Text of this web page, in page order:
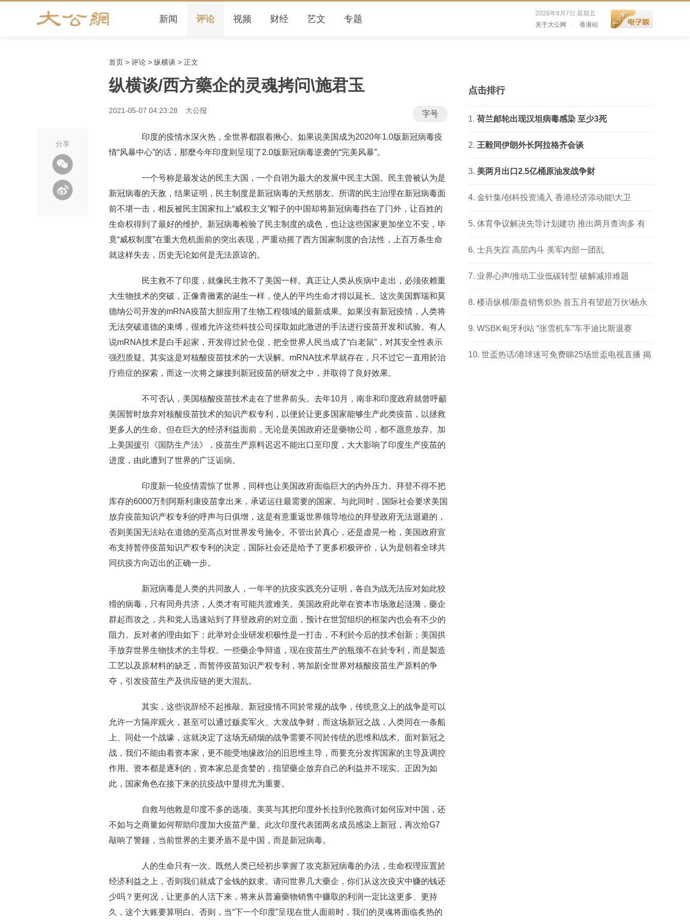
2026年8月7日 星期五
关于大公网
香港站
新闻 评论 视频 财经 艺文 专题
首页 > 评论 > 纵横谈 > 正文
纵横谈/西方藥企的灵魂拷问\施君玉
2021-05-07 04:23:28 大公报 字号
分享
印度的疫情水深火热，全世界都跟着揪心。如果说美国成为2020年1.0版新冠病毒疫
情“风暴中心”的话，那麼今年印度则呈现了2.0版新冠病毒逆袭的“完美风暴”。
一个号称是最发达的民主大国，一个自诩为最大的发展中民主大国。民主曾被认为是
新冠病毒的天敌，结果证明，民主制度是新冠病毒的天然朋友。所谓的民主治理在新冠病毒面
前不堪一击，相反被民主国家扣上“威权主义”帽子的中国却将新冠病毒挡在了门外，让百姓的
生命权得到了最好的维护。新冠病毒检验了民主制度的成色，也让这些国家更加坐立不安，毕
竟“威权制度”在重大危机面前的突出表现，严重动摇了西方国家制度的合法性，上百万条生命
就这样失去，历史无论如何是无法原谅的。
民主救不了印度，就像民主救不了美国一样。真正让人类从疾病中走出，必须依赖重
大生物技术的突破，正像青黴素的诞生一样，使人的平均生命才得以延长。这次美国辉瑞和莫
德纳公司开发的mRNA疫苗大胆应用了生物工程领域的最新成果。如果没有新冠疫情，人类将
无法突破道德的束缚，很难允许这些科技公司採取如此激进的手法进行疫苗开发和试验。有人
说mRNA技术是白手起家，开发得过於仓促，把全世界人民当成了“白老鼠”，对其安全性表示
强烈质疑。其实这是对核酸疫苗技术的一大误解。mRNA技术早就存在，只不过它一直用於治
疗癌症的探索，而这一次将之嫁接到新冠疫苗的研发之中，并取得了良好效果。
不可否认，美国核酸疫苗技术走在了世界前头。去年10月，南非和印度政府就曾呼籲
美国暂时放弃对核酸疫苗技术的知识产权专利，以便於让更多国家能够生产此类疫苗，以拯救
更多人的生命。但在巨大的经济利益面前，无论是美国政府还是藥物公司，都不愿意放弃。加
上美国援引《国防生产法》，疫苗生产原料迟迟不能出口至印度，大大影响了印度生产疫苗的
进度，由此遭到了世界的广泛诟病。
印度新一轮疫情震惊了世界，同样也让美国政府面临巨大的内外压力。拜登不得不把
库存的6000万剂阿斯利康疫苗拿出来，承诺运往最需要的国家。与此同时，国际社会要求美国
放弃疫苗知识产权专利的呼声与日俱增，这是有意重返世界领导地位的拜登政府无法迴避的，
否则美国无法站在道德的至高点对世界发号施令。不管出於真心，还是虚晃一枪，美国政府宣
布支持暂停疫苗知识产权专利的决定，国际社会还是给予了更多积极评价，认为是朝着全球共
同抗疫方向迈出的正确一步。
新冠病毒是人类的共同敌人，一年半的抗疫实践充分证明，各自为战无法应对如此狡
猾的病毒，只有同舟共济，人类才有可能共渡难关。美国政府此举在资本市场激起涟漪，藥企
群起而攻之，共和党人迅速站到了拜登政府的对立面，预计在世贸组织的框架内也会有不少的
阻力。反对者的理由如下：此举对企业研发积极性是一打击，不利於今后的技术创新；美国拱
手放弃世界生物技术的主导权。一些藥企争辩道，现在疫苗生产的瓶颈不在於专利，而是製造
工艺以及原材料的缺乏，而暂停疫苗知识产权专利，将加剧全世界对核酸疫苗生产原料的争
夺，引发疫苗生产及供应链的更大混乱。
其实，这些说辞经不起推敲。新冠疫情不同於常规的战争，传统意义上的战争是可以
允许一方隔岸观火，甚至可以通过贩卖军火、大发战争财，而这场新冠之战，人类同在一条船
上、同处一个战壕，这就决定了这场无硝烟的战争需要不同於传统的思维和战术。面对新冠之
战，我们不能由着资本家，更不能受地缘政治的旧思维主导，而要充分发挥国家的主导及调控
作用。资本都是逐利的，资本家总是贪婪的，指望藥企放弃自己的利益并不现实。正因为如
此，国家角色在接下来的抗疫战中显得尤为重要。
自救与他救是印度不多的选项。美英与其把印度外长拉到伦敦商讨如何应对中国，还
不如与之商量如何帮助印度加大疫苗产量。此次印度代表团两名成员感染上新冠，再次给G7
敲响了警鐘，当前世界的主要矛盾不是中国，而是新冠病毒。
人的生命只有一次。既然人类已经初步掌握了攻克新冠病毒的办法，生命权理应置於
经济利益之上，否则我们就成了金钱的奴隶。请问世界几大藥企，你们从这次疫灾中赚的钱还
少吗？更何况，让更多的人活下来，将来从普遍藥物销售中赚取的利润一定比这更多、更持
久，这个大账要算明白。否则，当“下一个印度”呈现在世人面前时，我们的灵魂将面临炙热的
点击排行
荷兰邮轮出现汉坦病毒感染 至少3死
王毅同伊朗外长阿拉格齐会谈
美两月出口2.5亿桶原油发战争财
金针集/创科投资涌入 香港经济添动能\大卫
体育争议解决先导计划建功 推出两月查询多 有
成功个案
士兵失踪 高层内斗 美军内部一团乱
业界心声/推动工业低碳转型 破解减排难题
楼语纵横/新盘销售炽热 首五月有望超万伙\杨永
健 WSBK匈牙利站 “张雪机车”车手迪比斯退赛
世盃热话/港球迷可免费睇25场世盃电视直播 揭